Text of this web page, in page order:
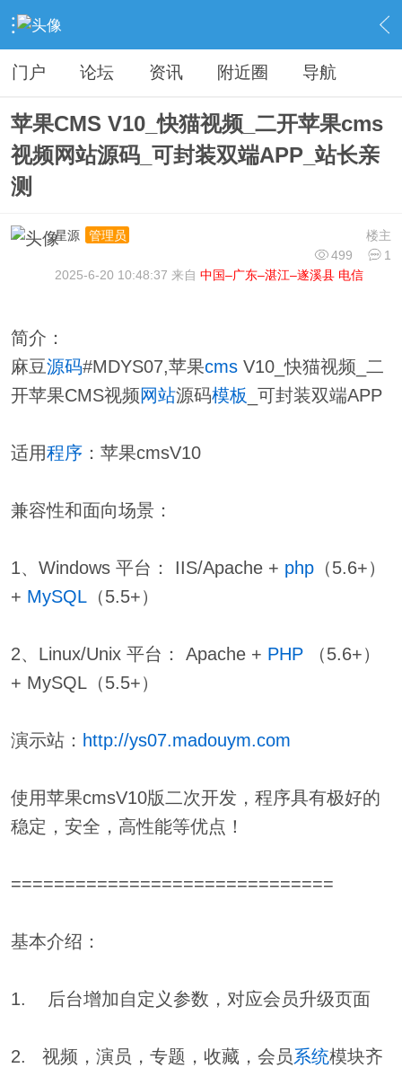
› 分类信息 › 源码模板 › 内容
门户 论坛 资讯 附近圈 导航
苹果CMS V10_快猫视频_二开苹果cms
视频网站源码_可封装双端APP_站长亲
测
楼主
星源
管理员
499
1
2025-6-20 10:48:37 来自 中国–广东–湛江–遂溪县 电信
简介：
麻豆源码#MDYS07,苹果cmsV10_快猫视频_二
开苹果CMS视频网站源码模板 _可封装双端APP
适用程序：苹果cmsV10
兼容性和面向场景：
1、Windows 平台： IIS/Apache + php（5.6+）
+ MySQL（5.5+）
2、Linux/Unix 平台： Apache + PHP（5.6+）
+ MySQL（5.5+）
演示站： http://ys07.madouym.com
使用苹果cmsV10版二次开发，程序具有极好的
稳定，安全，高性能等优点！
==============================
基本介绍：
1. 后台增加自定义参数，对应会员升级页面
2. 视频，演员，专题，收藏，会员系统模块齐